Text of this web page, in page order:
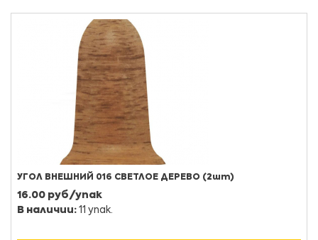
УГОЛ ВНЕШНИЙ 016 СВЕТЛОЕ ДЕРЕВО (2шт)
16.00 руб/упак
В наличии: 11 упак.